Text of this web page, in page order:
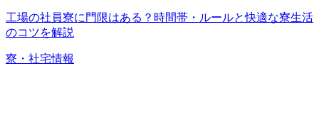
工場の社員寮に門限はある？時間帯・ルールと快適な寮生活
のコツを解説
寮・社宅情報